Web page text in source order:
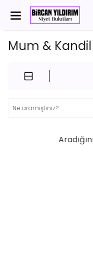
Mum & Kandil